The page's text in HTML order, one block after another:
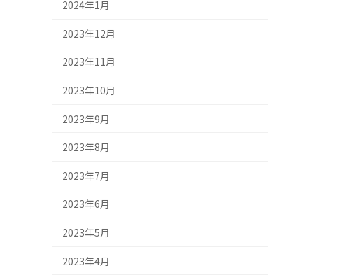
2024年1月
2023年12月
2023年11月
2023年10月
2023年9月
2023年8月
2023年7月
2023年6月
2023年5月
2023年4月